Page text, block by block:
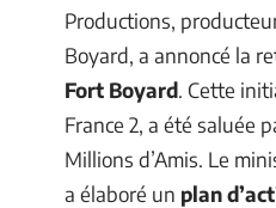
Productions,
Boyard, a annoncé la
Fort Boyard. Cette
France 2, a été saluée
Millions d’Amis. Le
a élaboré un plan